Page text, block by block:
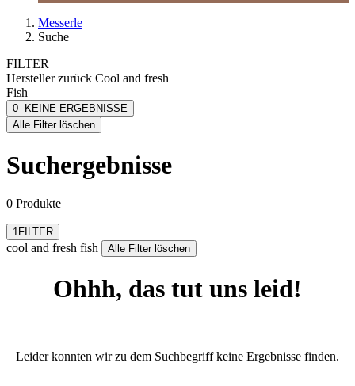
Messerle
Suche
FILTER
Herstellerzurück Cool and fresh
Fish
cool and fresh fish
[e] one
3M
mehr anzeigen
0
KEINE ERGEBNISSE
Alle Filter löschen
Suchergebnisse
0 Produkte
1FILTER
cool and fresh fish Alle Filter löschen
Ohhh, das tut uns leid!
Leider konnten wir zu dem Suchbegriff keine Ergebnisse finden.